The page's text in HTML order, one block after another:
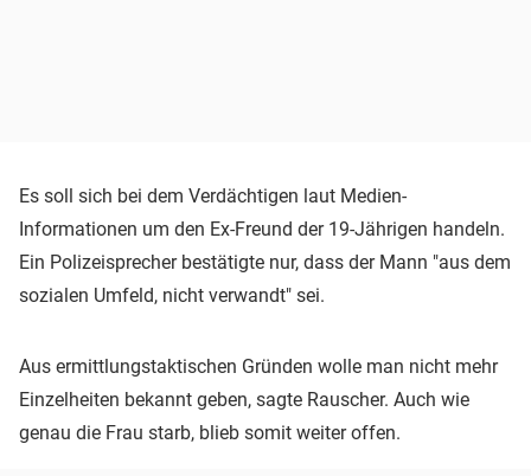
Es soll sich bei dem Verdächtigen laut Medien-
Informationen um den Ex-Freund der 19-Jährigen handeln.
Ein Polizeisprecher bestätigte nur, dass der Mann "aus dem
sozialen Umfeld, nicht verwandt" sei.
Aus ermittlungstaktischen Gründen wolle man nicht mehr
Einzelheiten bekannt geben, sagte Rauscher. Auch wie
genau die Frau starb, blieb somit weiter offen.